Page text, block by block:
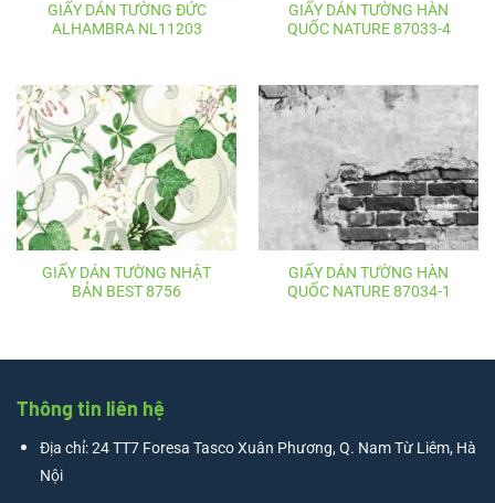
GIẤY DÁN TƯỜNG ĐỨC
ALHAMBRA NL11203
GIẤY DÁN TƯỜNG HÀN
QUỐC NATURE 87033-4
GIẤY DÁN TƯỜNG NHẬT
BẢN BEST 8756
GIẤY DÁN TƯỜNG HÀN
QUỐC NATURE 87034-1
Thông tin liên hệ
Địa chỉ: 24 TT7 Foresa Tasco Xuân Phương, Q. Nam Từ Liêm, Hà
Nội